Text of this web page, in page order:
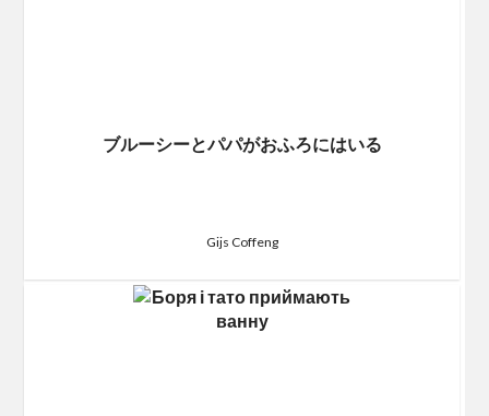
ブルーシーとパパがおふろにはいる
Gijs Coffeng